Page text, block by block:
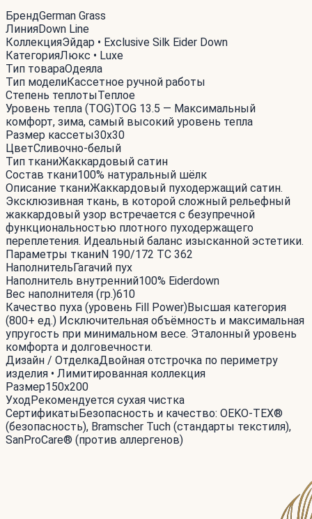
БрендGerman Grass
ЛинияDown Line
КоллекцияЭйдар • Exclusive Silk Eider Down
КатегорияЛюкс • Luxe
Тип товараОдеяла
Тип моделиКассетное ручной работы
Степень теплотыТеплое
Уровень тепла (TOG)TOG 13.5 — Максимальный
комфорт, зима, самый высокий уровень тепла
Размер кассеты30x30
ЦветСливочно-белый
Тип тканиЖаккардовый сатин
Состав ткани100% натуральный шёлк
Описание тканиЖаккардовый пуходержащий сатин.
Эксклюзивная ткань, в которой сложный рельефный
жаккардовый узор встречается с безупречной
функциональностью плотного пуходержащего
переплетения. Идеальный баланс изысканной эстетики.
Параметры тканиN 190/172 TC 362
НаполнительГагачий пух
Наполнитель внутренний100% Eiderdown
Вес наполнителя (гр.)610
Качество пуха (уровень Fill Power)Высшая категория
(800+ ед.) Исключительная объёмность и максимальная
упругость при минимальном весе. Эталонный уровень
комфорта и долговечности.
Дизайн / ОтделкаДвойная отстрочка по периметру
изделия • Лимитированная коллекция
Размер150x200
УходРекомендуется сухая чистка
СертификатыБезопасность и качество: OEKO-TEX®
(безопасность), Bramscher Tuch (стандарты текстиля),
SanProCare® (против аллергенов)